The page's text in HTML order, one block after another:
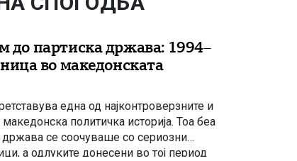
до партиска држава: 1994–
во македонската
една од најконтроверзните и
политичка историја. Тоа беа
се соочуваше со сериозни
а одлуките донесени во тој период